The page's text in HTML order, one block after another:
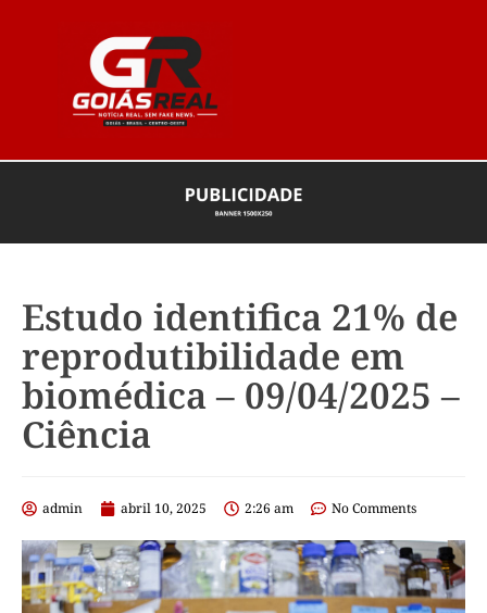
Estudo identifica 21% de
reprodutibilidade em
biomédica – 09/04/2025 –
Ciência
admin abril 10, 2025 2:26 am No Comments